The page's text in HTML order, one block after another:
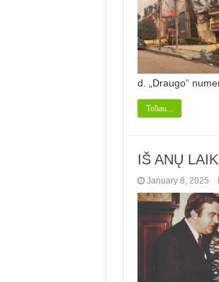
d. „Draugo“
Toliau...
IŠ ANŲ
January 8, 2025